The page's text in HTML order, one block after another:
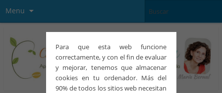
Para que esta web funcione
correctamente, y con el fin de evaluar
y mejorar, tenemos que almacenar
cookies en tu ordenador. Más del
90% de todos los sitios web necesitan
Menu